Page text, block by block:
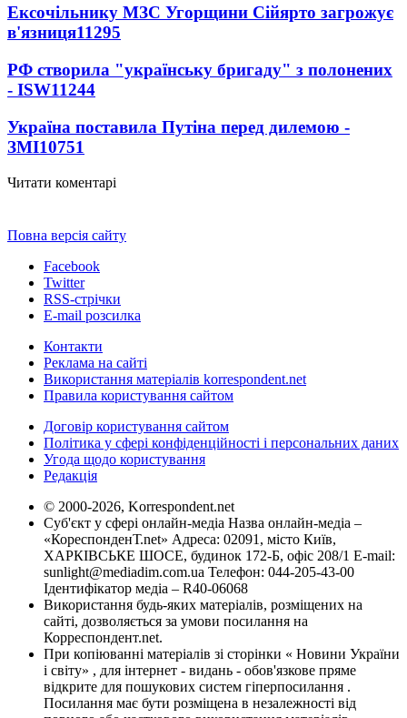
Ексочільнику МЗС Угорщини Сійярто загрожує
в'язниця11295
РФ створила "українську бригаду" з полонених
- ISW11244
Україна поставила Путіна перед дилемою -
ЗМІ10751
Читати коментарі
Повна версія сайту
Facebook
Twitter
RSS-стрічки
E-mail розсилка
Контакти
Реклама на сайті
Використання матеріалів korrespondent.net
Правила користування сайтом
Договір користування сайтом
Політика у сфері конфіденційності і персональних даних
Угода щодо користування
Редакція
© 2000-2026, Korrespondent.net
Суб'єкт у сфері онлайн-медіа Назва онлайн-медіа –
«КореспонденТ.net» Адреса: 02091, місто Київ,
ХАРКІВСЬКЕ ШОСЕ, будинок 172-Б, офіс 208/1 E-mail:
sunlight@mediadim.com.ua Телефон: 044-205-43-00
Ідентифікатор медіа – R40-06068
Використання будь-яких матеріалів, розміщених на
сайті, дозволяється за умови посилання на
Корреспондент.net.
При копіюванні матеріалів зі сторінки « Новини України
і світу» , для інтернет - видань - обов'язкове пряме
відкрите для пошукових систем гіперпосилання .
Посилання має бути розміщена в незалежності від